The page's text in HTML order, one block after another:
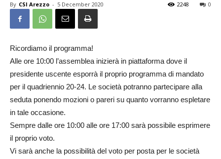
By CSI Arezzo - 5 December 2020 0
2248
Ricordiamo il programma!
Alle ore 10:00 l’assemblea inizierà in piattaforma dove il
presidente uscente esporrà il proprio programma di mandato
per il quadriennio 20-24. Le società potranno partecipare alla
seduta ponendo mozioni o pareri su quanto vorranno espletare
in tale occasione.
Sempre dalle ore 10:00 alle ore 17:00 sarà possibile esprimere
il proprio voto.
Vi sarà anche la possibilità del voto per posta per le società